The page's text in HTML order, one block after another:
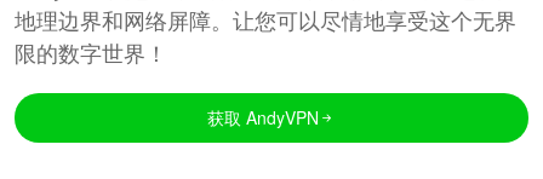
地理边界和网络屏障。让您可以尽情地享受这个无界
限的数字世界！
获取 AndyVPN